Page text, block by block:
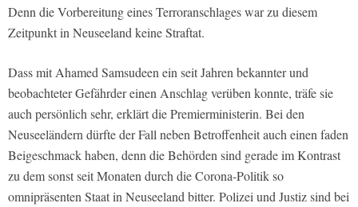
Denn die Vorbereitung eines Terroranschlages war zu diesem
Zeitpunkt in Neuseeland keine Straftat.
Dass mit Ahamed Samsudeen ein seit Jahren bekannter und
beobachteter Gefährder einen Anschlag verüben konnte, träfe sie
auch persönlich sehr, erklärt die Premierministerin. Bei den
Neuseeländern dürfte der Fall neben Betroffenheit auch einen faden
Beigeschmack haben, denn die Behörden sind gerade im Kontrast
zu dem sonst seit Monaten durch die Corona-Politik so
omnipräsenten Staat in Neuseeland bitter. Polizei und Justiz sind bei